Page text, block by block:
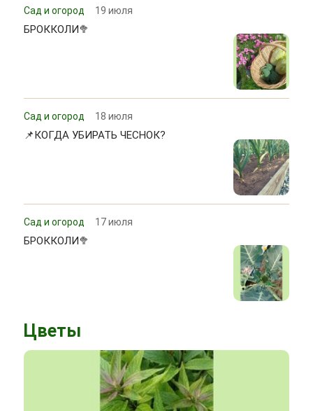
Сад и огород 19 июля
БРОККОЛИ🥦
Сад и огород 18 июля
📌КОГДА УБИРАТЬ ЧЕСНОК?
Сад и огород 17 июля
БРОККОЛИ🥦
Цветы